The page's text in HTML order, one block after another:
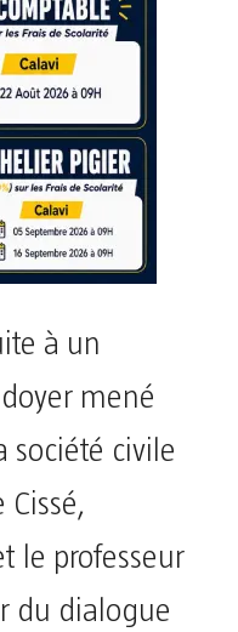
à un
mené
société civile
le professeur
du dialogue